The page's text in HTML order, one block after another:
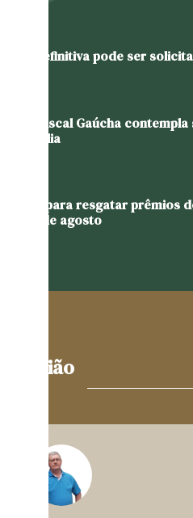
CNH definitiva pode ser
Nota Fiscal Gaúcha
Westfália
Prazo para resgatar prêmios
em 11 de agosto
Opinião